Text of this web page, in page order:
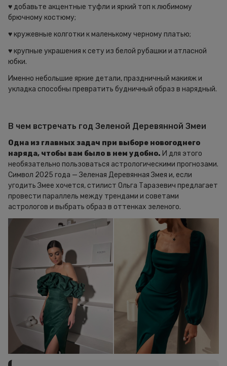
♥ добавьте акцентные туфли и яркий топ к любимому
брючному костюму;
♥ кружевные колготки к маленькому черному платью;
♥ крупные украшения к сету из белой рубашки и атласной
юбки.
Именно небольшие яркие детали, праздничный макияж и
укладка способны превратить будничный образ в нарядный.
В чем встречать год Зеленой Деревянной Змеи
Одна из главных задач при выборе новогоднего
наряда, чтобы вам было в нем удобно. И для этого
необязательно пользоваться астрологическими прогнозами.
Символ 2025 года — Зеленая Деревянная Змея и, если
угодить Змее хочется, стилист Ольга Таразевич предлагает
провести параллель между трендами и советами
астрологов и выбрать образ в оттенках зеленого.